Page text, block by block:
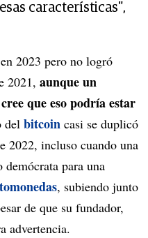
características",
2023 pero no logró
2021, aunque un
que eso podría estar
del bitcoin casi se duplicó
2022, incluso cuando una
para una
, subiendo junto
de que su fundador,
advertencia.